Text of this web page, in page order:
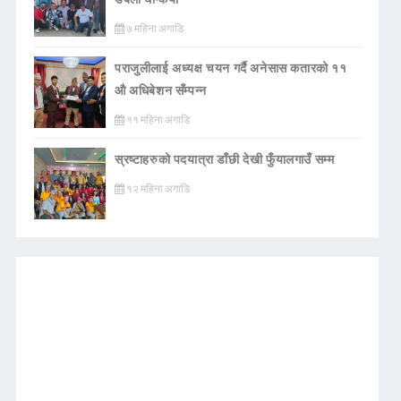
७ महिना अगाडि
पराजुलीलाई अध्यक्ष चयन गर्दै अनेसास कतारको ११
औ अधिबेशन सँम्पन्न
११ महिना अगाडि
स्रष्टाहरुको पदयात्रा डाँछी देखी फुँयालगाउँ सम्म
१२ महिना अगाडि